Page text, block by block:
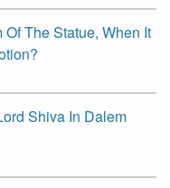
The Statue, When It
Shiva In Dalem